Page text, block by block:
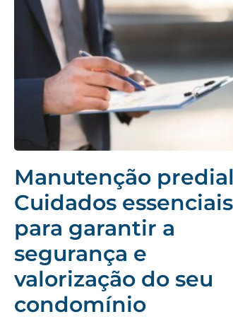
Manutenção
Cuidados essenciais
para garantir a
segurança e
valorização do seu
condomínio